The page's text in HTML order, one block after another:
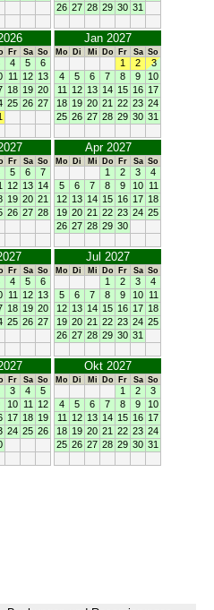
26 27 28 29 30 31
Fr Sa So
4 5
6
11 12 13
18 19 20
25 26 27
Jan 2027
Mo Di Mi Do Fr Sa So
1 2
3
4
5 6 7 8 9
10
11
12 13 14 15 16 17
18 19 20 21 22 23 24
25 26 27 28 29 30 31
Fr Sa So
5 6
7
12 13 14
19 20 21
26 27 28
Apr 2027
Mo Di Mi Do Fr Sa So
1 2 3
4
5
6 7 8 9 10 11
12 13 14 15 16 17 18
19 20 21 22 23 24 25
26 27 28 29 30
Fr Sa So
4 5
6
11 12 13
18 19 20
25 26 27
Jul 2027
Mo Di Mi Do Fr Sa So
1 2 3
4
5
6 7 8 9 10 11
12 13 14 15 16 17 18
19 20 21 22 23 24 25
26 27 28 29 30 31
Fr Sa So
3 4
5
10 11
12
17 18 19
24 25 26
Okt 2027
Mo Di Mi Do Fr Sa So
1 2
3
4
5 6 7 8 9
10
11
12 13 14 15 16 17
18 19 20 21 22 23 24
25 26 27 28 29 30 31